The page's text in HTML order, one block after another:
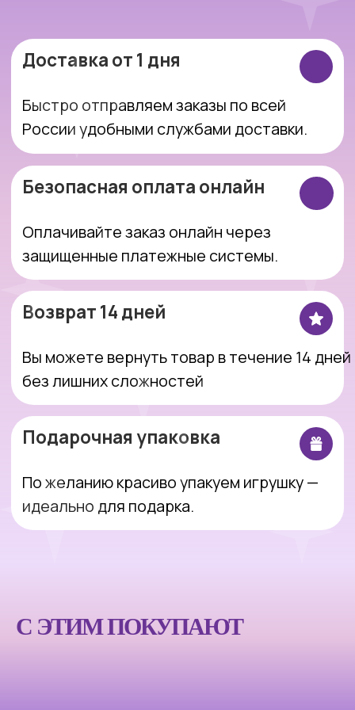
С ЭТИМ ПОКУПАЮТ
Интернет-магазин, который делает